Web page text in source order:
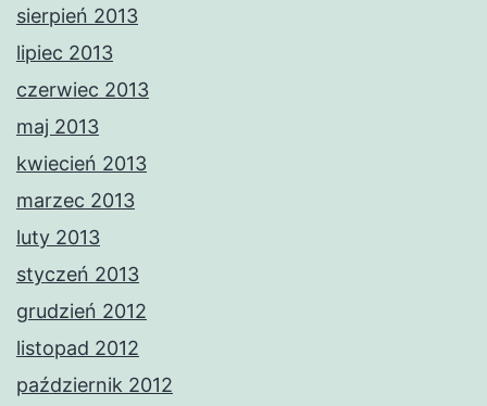
sierpień 2013
lipiec 2013
czerwiec 2013
maj 2013
kwiecień 2013
marzec 2013
luty 2013
styczeń 2013
grudzień 2012
listopad 2012
październik 2012